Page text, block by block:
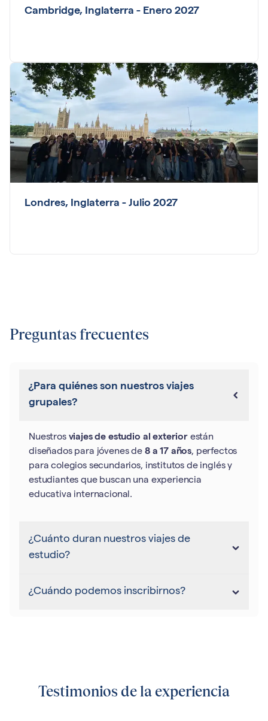
Cambridge, Inglaterra - Enero 2027
Londres, Inglaterra - Julio 2027
Preguntas frecuentes
¿Para quiénes son nuestros viajes
grupales?
Nuestros viajes de estudio al exteriorestán
diseñados para jóvenes de 8 a 17 años, perfectos
para colegios secundarios, institutos de inglés y
estudiantes que buscan una experiencia
educativa internacional.
¿Cuánto duran nuestros viajes de
estudio?
¿Cuándo podemos inscribirnos?
Testimonios de la experiencia